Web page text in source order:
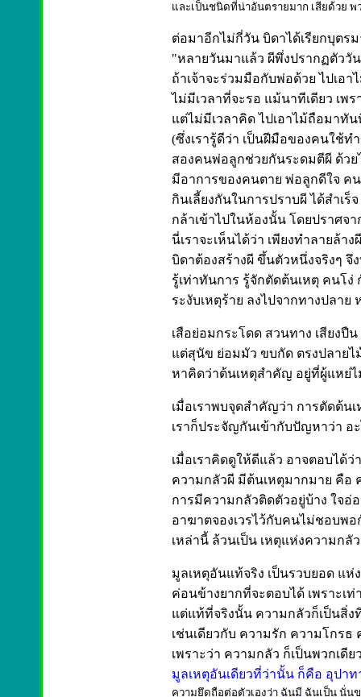
และเป็นชนิดที่น่าอันตรายมาก เสียด้วย พ
ต่อมาอีกไม่กี่วัน บิดาได้เรียกบุตรม
"หลายวันมาแล้ว ผีพึ่งปรากฏตัววั
ถ้าเจ้าจะร่วมมือกับพ่อด้วย ไปเอา
ไม่มีเวลาที่จะรอ แม้นาทีเดียว เพ
แต่ไม่มีเวลาคิด ไปเอาไม้ถือมาทั
(ซึ่งเรารู้ดีว่า เป็นฝีมือของคนใช้
สองคนพ่อลูกช่วยกันระดมตีผี ด้ว
มีอาการของคนตาย พ่อลูกดีใจ ค
กินเลี้ยงกันในการปราบผี ได้สำเ
กล้าเข้าไปในห้องนั้น โดยปราศจ
นี่เราจะเห็นได้ว่า เพียงทำลายล้า
บิดาต้องสร้างผี ขึ้นตัวหนึ่งจริงๆ จึ
รู้เท่าทันการ รู้จักตัดต้นเหตุ คนโ
ระงับเหตุร้าย ลงไปจากทางปลา
เสือย่อมกระโดด สวนทาง เสียงปื
แต่สุนัข ย่อมมัว ขบกัด ตรงปลายไ
หาคิดว่าต้นเหตุสำคัญ อยู่ที่ผู้แหย่ไ
เมื่อเราพบจุดสำคัญว่า การตัดต้น
เราก็ประจัญกันเข้ากับปัญหาว่า อ
เมื่อเราคิดดูให้ดีแล้ว อาจตอบได้
ความกลัวผี มีต้นเหตุมากมาย คือ
การมีความกลัวติดตัวอยู่บ้าง ใจอ่
อาฆาตจองเวรไว้กับคนไม่ชอบพอ
เหล่านี้ ล้วนเป็น เหตุแห่งความกลัว
มูลเหตุอันแท้จริง เป็นรวบยอด แ
ค่อนข้างยากที่จะตอบได้ เพราะเ
แต่แท้ที่จริงนั้น ความกลัวก็เป็นสิ่ง
เช่นเดียวกับ ความรัก ความโกรธ
เพราะว่า ความกลัว ก็เป็นพวกเดี
มูลเหตุอันเดียวที่ว่านั้น ก็คือ อุปาท
ความยึดถือต่อตัวเองว่า ฉันมี ฉันเป็น นั่น